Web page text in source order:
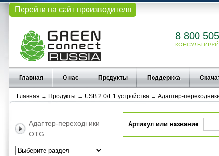
Перейти на сайт производителя
8 800
Главная О нас Продукты Поддержка
Главная → Продукты → USB 2.0/1.1 устройства → Адаптер-
Адаптер-переходники
OTG
Артикул или название